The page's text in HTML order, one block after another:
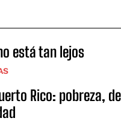
está tan lejos
Rico: pobreza,